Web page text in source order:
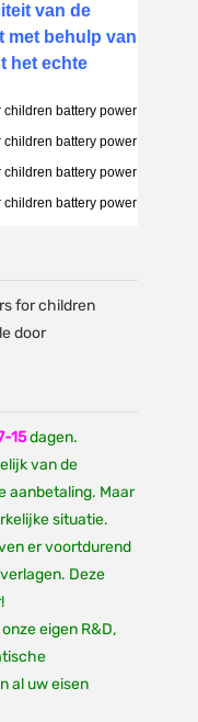
van de
met behulp van
het echte
15dagen.
van de
aanbetaling. Maar
situatie.
er voortdurend
Deze
eigen R&D,
al uw eisen